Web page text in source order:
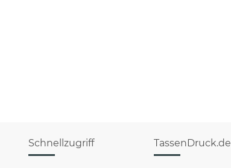
Schnellzugriff TassenDruck.de